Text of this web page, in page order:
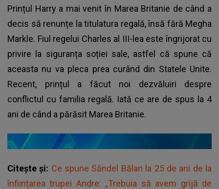
Prințul Harry a mai venit în Marea Britanie de când a
decis să renunțe la titulatura regală, însă fără Megha
Markle. Fiul regelui Charles al III-lea este îngrijorat cu
privire la siguranța soției sale, astfel că spune că
aceasta nu va pleca prea curând din Statele Unite.
Recent, prințul a făcut noi dezvăluiri despre
conflictul cu familia regală. Iată ce are de spus la 4
ani de când a părăsit Marea Britanie.
Citește și: Ce spune Săndel Bălan la 25 de ani de la
înființarea trupei Andre: „Trebuia să avem grijă de